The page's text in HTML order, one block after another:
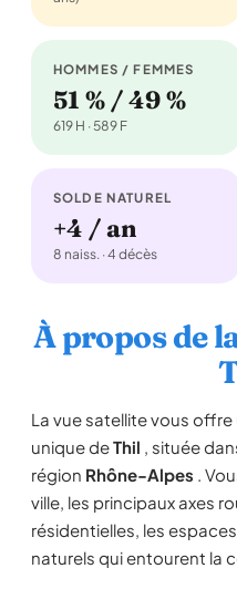
HOMMES / FEMMES
51 % / 49 %
619 H · 589 F
SOLDE NATUREL
+4 / an
8 naiss. · 4 décès
À propos de
La vue satellite vous
unique deThil , située
région Rhône-Alpes .
ville, les principaux axes
résidentielles, les
naturels qui entourent la